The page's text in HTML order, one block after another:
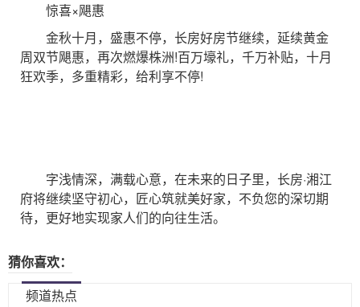
惊喜×飓惠
金秋十月，盛惠不停，长房好房节继续，延续黄金
周双节飓惠，再次燃爆株洲!百万壕礼，千万补贴，十月
狂欢季，多重精彩，给利享不停!
字浅情深，满载心意，在未来的日子里，长房·湘江
府将继续坚守初心，匠心筑就美好家，不负您的深切期
待，更好地实现家人们的向往生活。
猜你喜欢：
频道热点